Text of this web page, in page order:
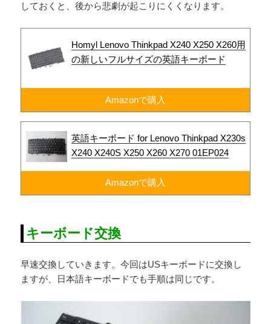
しておくと、後から悲劇が起こりにくくなります。
Homyl Lenovo Thinkpad X240 X250 X260用
の新しいフルサイズの英語キーボード
Amazonで購入
英語キーボード for Lenovo Thinkpad X230s
X240 X240S X250 X260 X270 01EP024
Amazonで購入
キーボード交換
早速交換していきます。今回はUSキーボードに交換し
ますが、日本語キーボードでも手順は同じです。